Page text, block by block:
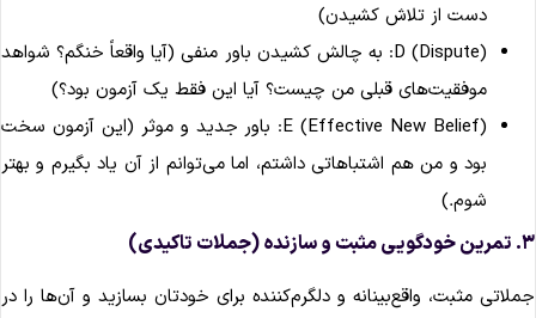
دست از تلاش کشیدن)
D (Dispute): به چالش کشیدن باور منفی (آیا واقعاً خنگم؟ شواهد
موفقیت‌های قبلی من چیست؟ آیا این فقط یک آزمون بود؟)
E (Effective New Belief): باور جدید و موثر (این آزمون سخت
بود و من هم اشتباهاتی داشتم، اما می‌توانم از آن یاد بگیرم و بهتر
شوم.)
(جملات تاکیدی)
مثبت، واقع‌بینانه و دلگرم‌کننده برای خودتان بسازید و آن‌ها را در